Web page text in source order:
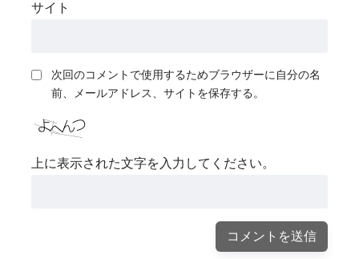
サイト
次回のコメントで使用するためブラウザーに自分の名
前、メールアドレス、サイトを保存する。
上に表示された文字を入力してください。